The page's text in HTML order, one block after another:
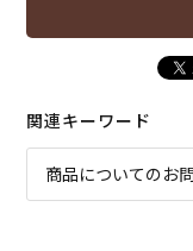
関連キーワード
商品についてのお